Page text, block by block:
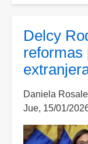
para
Delcy
reformas
Daniela
Jue, 15/01/